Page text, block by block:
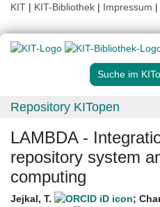
KIT | KIT-Bibliothek | Impressum |
Suche im
Repository KITopen
LAMBDA -
repository system
computing
Jejkal, T. ;